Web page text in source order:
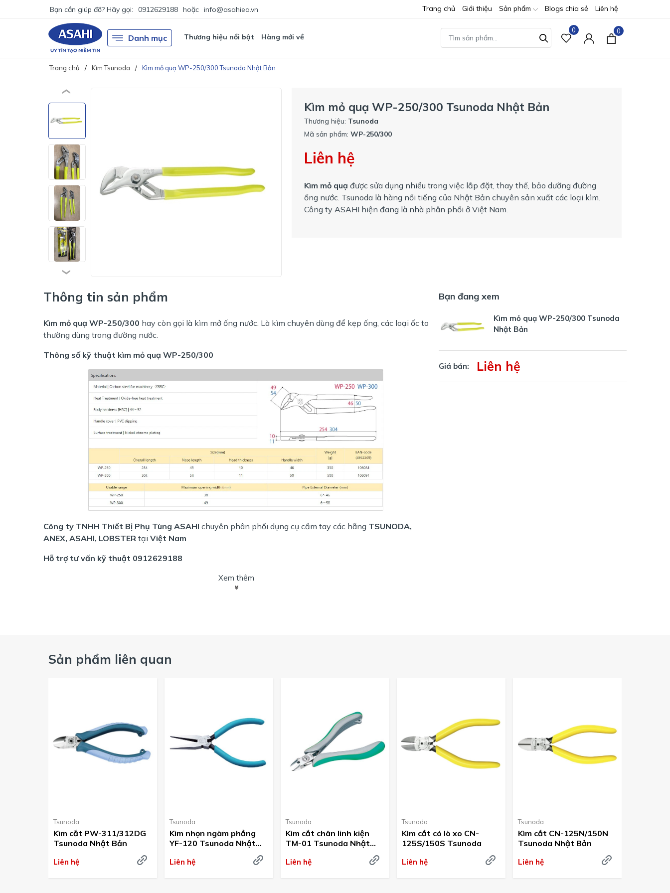
Bạn cần giúp đỡ? Hãy gọi: 0912629188 hoặc info@asahiea.vn Trang chủ Giới thiệu Sản phẩm Blogs chia sẻ Liên hệ
Danh mục Thương hiệu nổi bật Hàng mới về
0 0
Trang chủ Kìm Tsunoda Kìm mỏ quạ WP-250/300 Tsunoda Nhật Bản
Kìm mỏ quạ WP-250/300 Tsunoda Nhật Bản
Thương hiệu: Tsunoda
Mã sản phẩm: WP-250/300
Liên hệ
Kìm mỏ quạ được sửa dụng nhiều trong việc lắp đặt, thay thế, bảo dưỡng đường
ống nước. Tsunoda là hàng nổi tiếng của Nhật Bản chuyên sản xuất các loại kìm.
Công ty ASAHI hiện đang là nhà phân phối ở Việt Nam.
Thông tin sản phẩm
Kìm mỏ quạ WP-250/300 hay còn gọi là kìm mở ống nước. Là kìm chuyên dùng để kẹp ống, các loại ốc to
thường dùng trong đường nước.
Thông số kỹ thuật kìm mỏ quạ WP-250/300
Công ty TNHH Thiết Bị Phụ Tùng ASAHI chuyên phân phối dụng cụ cầm tay các hãng TSUNODA,
ANEX, ASAHI, LOBSTER tại Việt Nam
Hỗ trợ tư vấn kỹ thuật 0912629188
Xem thêm
Bạn đang xem
Kìm mỏ quạ WP-250/300 Tsunoda
Nhật Bản
Giá bán: Liên hệ
Sản phẩm liên quan
Tsunoda
Kìm cắt PW-311/312DG
Tsunoda Nhật Bản
Liên hệ
Tsunoda
Kìm nhọn ngàm phẳng
YF-120 Tsunoda Nhật
Liên hệ
Tsunoda
Kìm cắt chân linh kiện
TM-01 Tsunoda Nhật
Liên hệ
Tsunoda
Kìm cắt có lò xo CN-
125S/150S Tsunoda
Liên hệ
Tsunoda
Kìm cắt CN-125N/150N
Tsunoda Nhật Bản
Liên hệ